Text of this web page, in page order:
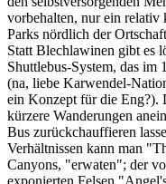
vorbehalten, nur ein relativ
Parks nördlich der
Statt Blechlawinen gibt es
Shuttlebus-System, das
(na, liebe Karwendel-
ein Konzept für die Eng?).
kürzere Wanderungen
Bus zurückchauffieren
Verhältnissen kann man
Canyons, "erwaten"; der
exponierten Felsen